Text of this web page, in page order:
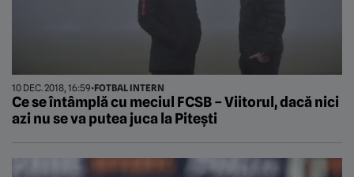
10 DEC. 2018, 16:59•FOTBAL INTERN
Ce se întâmplă cu meciul FCSB – Viitorul, dacă nici
azi nu se va putea juca la Pitești